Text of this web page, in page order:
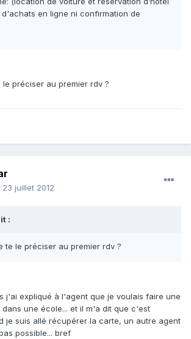
en ligne ni confirmation de
préciser au premier rdv ?
23 juillet 2012
:
te le préciser au premier rdv ?
j'ai expliqué à l'agent que je voulais faire une
une école... et il m'a dit que c'est
je suis allé récupérer la carte, un autre agent
possible... bref